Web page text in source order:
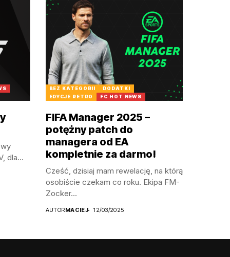
dla...
BEZ KATEGORII
DODATKI
EDYCJE RETRO
FC HOT NEWS
FIFA Manager 2025 –
potężny patch do
managera od EA
kompletnie za darmo!
Cześć, dzisiaj mam rewelację, na którą
osobiście czekam co roku. Ekipa FM-
Zocker...
AUTORMACIEJ 12/03/2025